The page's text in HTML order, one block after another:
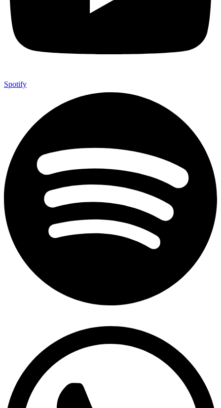
Spotify